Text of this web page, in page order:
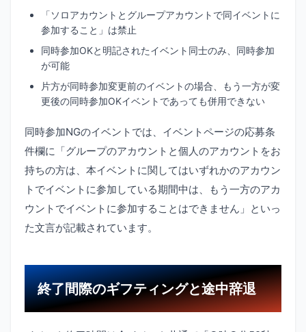
「ソロアカウントとグループアカウントで同イベントに
参加すること」は禁止
同時参加OKと明記されたイベント同士のみ、同時参加
が可能
片方が同時参加変更前のイベントの場合、もう一方が変
更後の同時参加OKイベントであっても併用できない
同時参加NGのイベントでは、イベントページの応募条
件欄に「グループのアカウントと個人のアカウントをお
持ちの方は、本イベントに関してはいずれかのアカウン
トでイベントに参加している期間中は、もう一方のアカ
ウントでイベントに参加することはできません」といっ
た文言が記載されています。
終了間際のギフティングと途中辞退